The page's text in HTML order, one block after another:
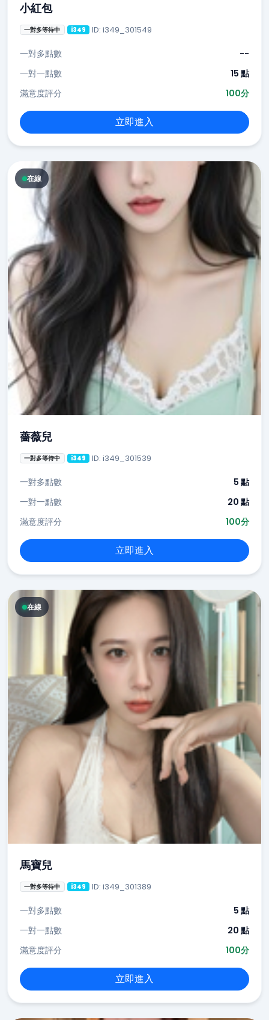
小紅包
一對多等待中 i349 ID: i349_301549
一對多點數
--
一對一點數
15 點
滿意度評分
100分
立即進入
在線
薔薇兒
一對多等待中 i349 ID: i349_301539
一對多點數
5 點
一對一點數
20 點
滿意度評分
100分
立即進入
在線
馬寶兒
一對多等待中 i349 ID: i349_301389
一對多點數
5 點
一對一點數
20 點
滿意度評分
100分
立即進入